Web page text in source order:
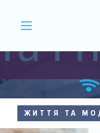
ЖИТТЯ ТА